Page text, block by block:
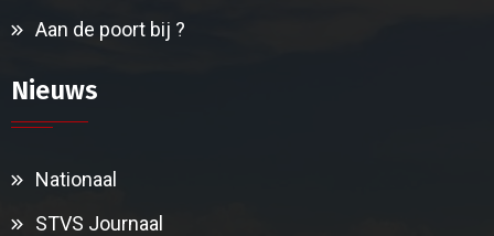
Aan de poort bij ?
Nieuws
Nationaal
STVS Journaal